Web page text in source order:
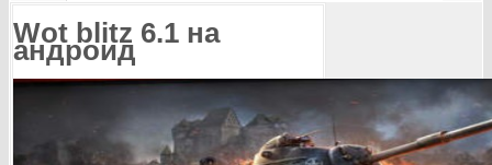
Wot blitz 6.1 на
андроид